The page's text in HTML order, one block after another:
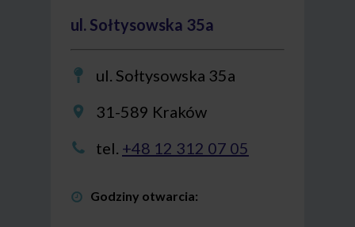
ul. Sołtysowska 35a
ul. Sołtysowska 35a
31-589 Kraków
tel. +48 12 312 07 05
Godziny otwarcia: